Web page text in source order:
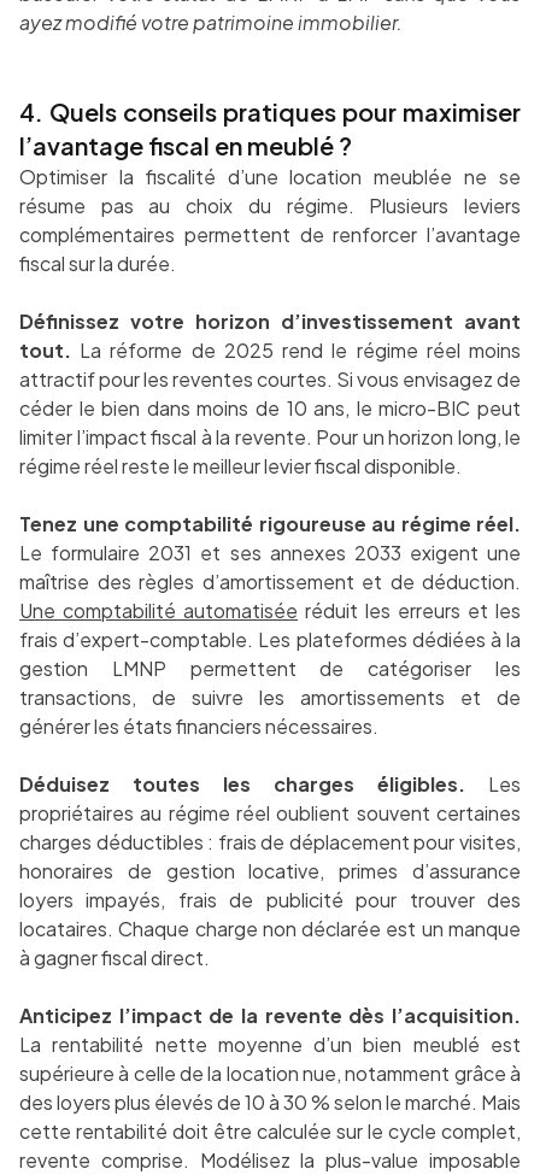
ayez modifié votre patrimoine immobilier.
4. Quels conseils pratiques pour maximiser
l’avantage fiscal en meublé ?
Optimiser la fiscalité d’une location meublée ne se
résume pas au choix du régime. Plusieurs leviers
complémentaires permettent de renforcer l’avantage
fiscal sur la durée.
Définissez votre horizon d’investissement avant
tout. La réforme de 2025 rend le régime réel moins
attractif pour les reventes courtes. Si vous envisagez de
céder le bien dans moins de 10 ans, le micro-BIC peut
limiter l’impact fiscal à la revente. Pour un horizon long, le
régime réel reste le meilleur levier fiscal disponible.
Tenez une comptabilité rigoureuse au régime réel.
Le formulaire 2031 et ses annexes 2033 exigent une
maîtrise des règles d’amortissement et de déduction.
Une comptabilité automatisée réduit les erreurs et les
frais d’expert-comptable. Les plateformes dédiées à la
gestion LMNP permettent de catégoriser les
transactions, de suivre les amortissements et de
générer les états financiers nécessaires.
Déduisez toutes les charges éligibles. Les
propriétaires au régime réel oublient souvent certaines
charges déductibles : frais de déplacement pour visites,
honoraires de gestion locative, primes d’assurance
loyers impayés, frais de publicité pour trouver des
locataires. Chaque charge non déclarée est un manque
à gagner fiscal direct.
Anticipez l’impact de la revente dès l’acquisition.
La rentabilité nette moyenne d’un bien meublé est
supérieure à celle de la location nue, notamment grâce à
des loyers plus élevés de 10 à 30 % selon le marché. Mais
cette rentabilité doit être calculée sur le cycle complet,
revente comprise. Modélisez la plus-value imposable